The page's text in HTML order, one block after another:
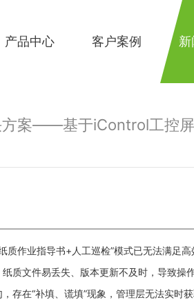
产品中心 客户案例
方案——基于iControl工控
质作业指导书+人工巡检”模式已无法满足
纸质文件易丢失、版本更新不及时，导致操
，存在“补填、谎填”现象，管理层无法实时